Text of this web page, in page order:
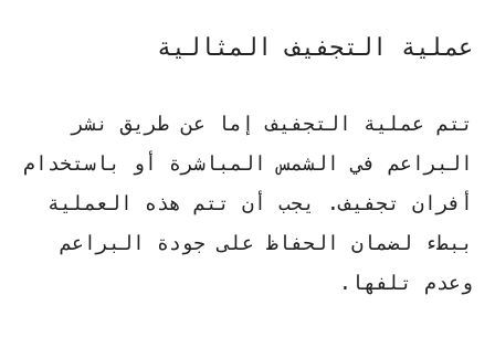
عملية التجفيف المثالية
تتم عملية التجفيف إما عن طريق نشر
البراعم في الشمس المباشرة أو باستخدام
أفران تجفيف. يجب أن تتم هذه العملية
ببطء لضمان الحفاظ على جودة البراعم
وعدم تلفها.